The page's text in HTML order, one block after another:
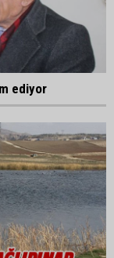
ediyor